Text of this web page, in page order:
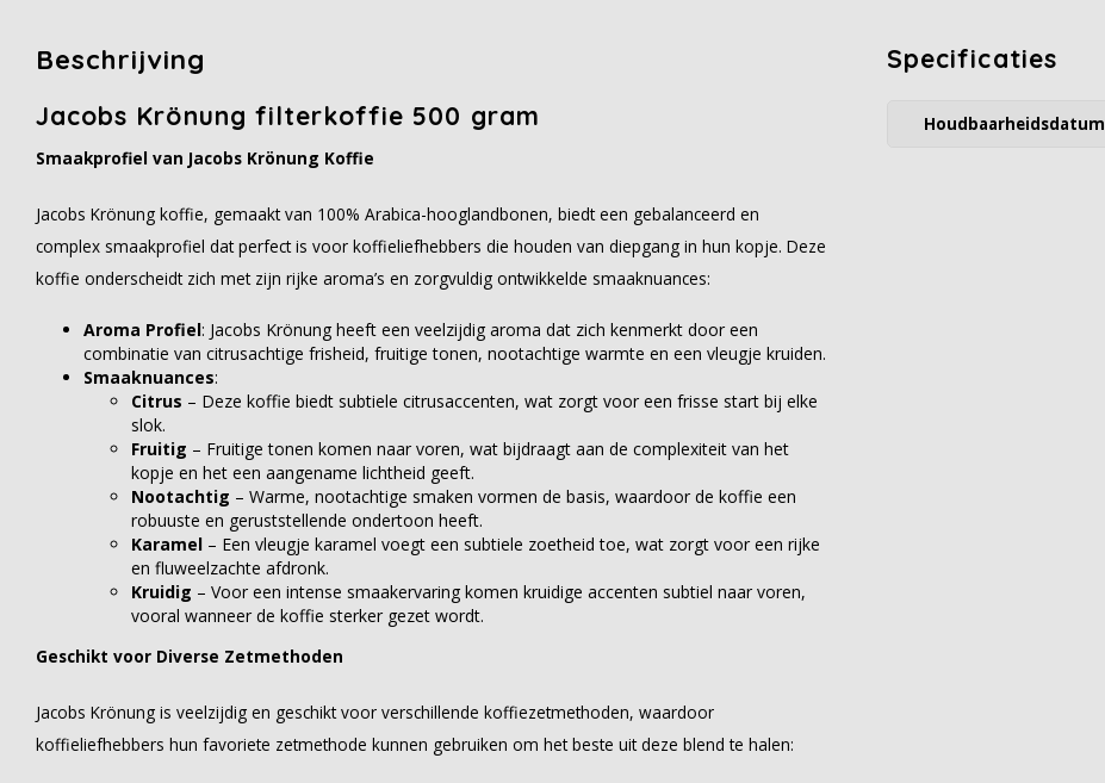
Beschrijving
Jacobs Krönung filterkoffie 500 gram
Smaakprofiel van Jacobs Krönung Koffie
Jacobs Krönung koffie, gemaakt van 100% Arabica-hooglandbonen, biedt een gebalanceerd en
complex smaakprofiel dat perfect is voor koffieliefhebbers die houden van diepgang in hun kopje. Deze
koffie onderscheidt zich met zijn rijke aroma’s en zorgvuldig ontwikkelde smaaknuances:
Aroma Profiel: Jacobs Krönung heeft een veelzijdig aroma dat zich kenmerkt door een
combinatie van citrusachtige frisheid, fruitige tonen, nootachtige warmte en een vleugje kruiden.
Smaaknuances:
Citrus – Deze koffie biedt subtiele citrusaccenten, wat zorgt voor een frisse start bij elke
slok.
Fruitig – Fruitige tonen komen naar voren, wat bijdraagt aan de complexiteit van het
kopje en het een aangename lichtheid geeft.
Nootachtig – Warme, nootachtige smaken vormen de basis, waardoor de koffie een
robuuste en geruststellende ondertoon heeft.
Karamel – Een vleugje karamel voegt een subtiele zoetheid toe, wat zorgt voor een rijke
en fluweelzachte afdronk.
Kruidig – Voor een intense smaakervaring komen kruidige accenten subtiel naar voren,
vooral wanneer de koffie sterker gezet wordt.
Geschikt voor Diverse Zetmethoden
Jacobs Krönung is veelzijdig en geschikt voor verschillende koffiezetmethoden, waardoor
koffieliefhebbers hun favoriete zetmethode kunnen gebruiken om het beste uit deze blend te halen:
Specificaties
Houdbaarheidsdatum